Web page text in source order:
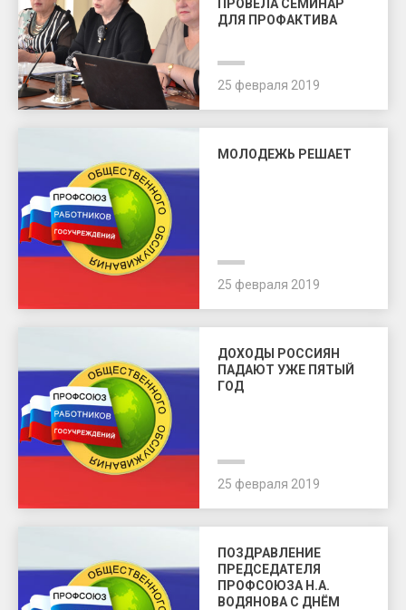
ПРОВЕЛА СЕМИНАР
ДЛЯ ПРОФАКТИВА
25 февраля 2019
МОЛОДЕЖЬ РЕШАЕТ
25 февраля 2019
ДОХОДЫ РОССИЯН
ПАДАЮТ УЖЕ ПЯТЫЙ
ГОД
25 февраля 2019
ПОЗДРАВЛЕНИЕ
ПРЕДСЕДАТЕЛЯ
ПРОФСОЮЗА Н.А.
ВОДЯНОВА С ДНЁМ